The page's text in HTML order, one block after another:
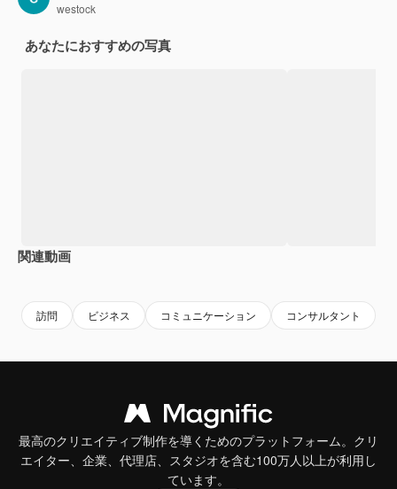
westock
あなたにおすすめの写真
関連動画
訪問 ビジネス コミュニケーション コンサルタント
最高のクリエイティブ制作を導くためのプラットフォーム。クリ
エイター、企業、代理店、スタジオを含む100万人以上が利用し
ています。